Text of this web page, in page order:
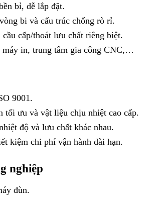
bỉ, dễ lắp đặt.
bi và cấu trúc chống rò rỉ.
cấp/thoát lưu chất riêng biệt.
in, trung tâm gia công CNC,…
9001.
ưu và vật liệu chịu nhiệt cao cấp.
độ và lưu chất khác nhau.
kiệm chi phí vận hành dài hạn.
nghiệp
đùn.